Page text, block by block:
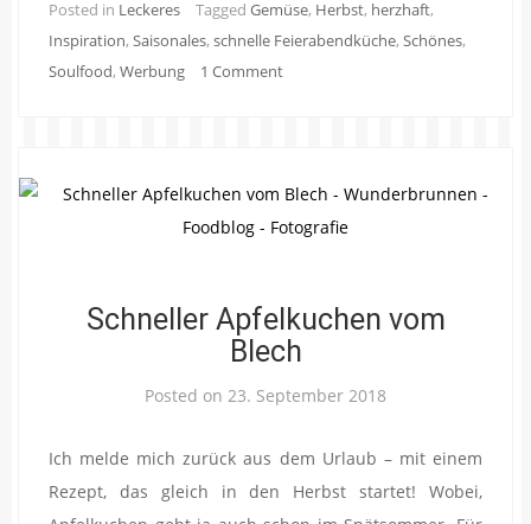
Posted in Leckeres Tagged Gemüse, Herbst, herzhaft,
Inspiration, Saisonales, schnelle Feierabendküche, Schönes,
Soulfood, Werbung 1 Comment
Schneller Apfelkuchen vom
Blech
Posted on 23. September 2018
Ich melde mich zurück aus dem Urlaub – mit einem
Rezept, das gleich in den Herbst startet! Wobei,